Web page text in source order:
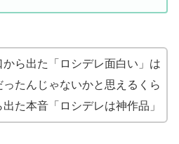
ら出た「ロシデレ面白い」は
たんじゃないかと思えるくら
た本音「ロシデレは神作品」